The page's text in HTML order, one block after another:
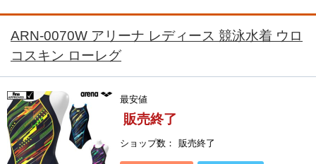
ARN-0070W アリーナ レディース 競泳水着 ウロ
コスキン ローレグ
最安値
販売終了
ショップ数 販売終了